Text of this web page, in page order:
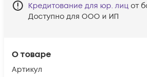
О товаре
Артикул
Кредитование для юр. лиц от
Доступно для ООО и ИП